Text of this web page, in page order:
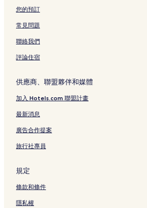
禪居庵附近的飯店
河原町通 3 星級飯店
河原町通 4 星級飯店
石塀小路 4 星級飯店
錦市場 4 星級飯店
錦市場附近的商務飯店
錦市場附近的設有健身中心的飯店
錦市場附近的奢華飯店
您的預訂
常見問題
聯絡我們
評論住宿
供應商、聯盟夥伴和媒體
加入 Hotels.com 聯盟計畫
最新消息
廣告合作提案
旅行社專員
規定
條款和條件
隱私權